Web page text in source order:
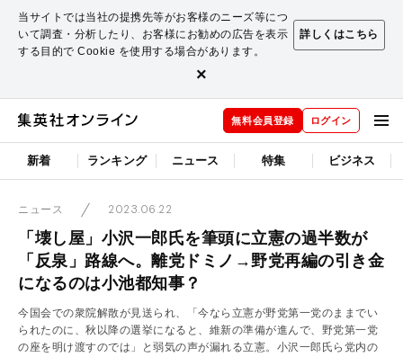
当サイトでは当社の提携先等がお客様のニーズ等につ
いて調査・分析したり、お客様にお勧めの広告を表示
する目的で Cookie を使用する場合があります。
詳しくはこちら
×
無料会員登録 ログイン
新着 ランキング ニュース 特集 ビジネス
ニュース 2023.06.22
「壊し屋」小沢一郎氏を筆頭に立憲の過半数が
「反泉」路線へ。離党ドミノ→野党再編の引き金
になるのは小池都知事？
今国会での衆院解散が見送られ、「今なら立憲が野党第一党のままでい
られたのに、秋以降の選挙になると、維新の準備が進んで、野党第一党
の座を明け渡すのでは」と弱気の声が漏れる立憲。小沢一郎氏ら党内の